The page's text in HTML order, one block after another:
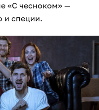
«С чесноком» —
и специи.